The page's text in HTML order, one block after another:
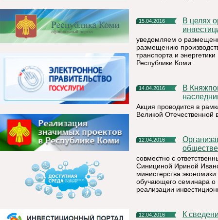
15.04.2016
В целях организации работы в части активизации
уведомляем о
размещению
транспорта и
Республики Коми.
14.04.2016
В Княжпогостском районе дан старт марафону «Мы -
Акция проводится в
Великой Отечественной
12.04.2016
Организационным комитетом конкурса «Ежегодная
совместно с
Синициной Ириной
министерства
обучающего семинара
реализации
12.04.2016 К